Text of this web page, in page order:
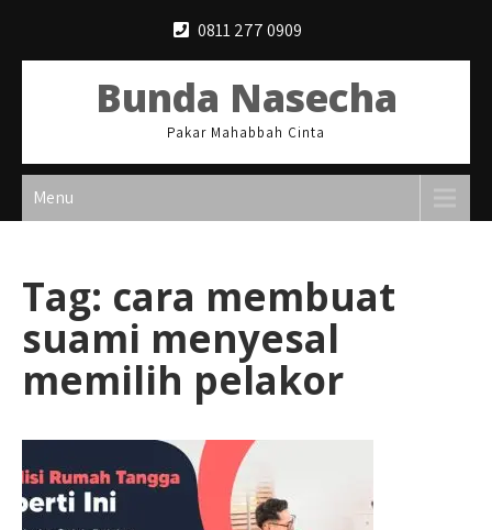
0811 277 0909
Bunda Nasecha
Pakar Mahabbah Cinta
Menu
Tag: cara membuat
suami menyesal
memilih pelakor